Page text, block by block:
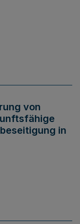
von
in